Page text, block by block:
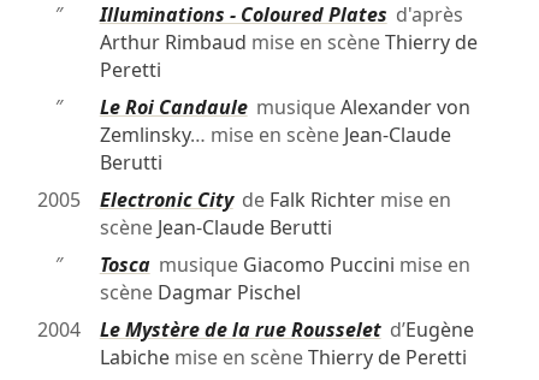
″
Illuminations - Coloured Plates d'après
Arthur Rimbaud mise en scèneThierry de
Peretti
″
Le Roi CandaulemusiqueAlexander von
Zemlinsky… mise en scène Jean-Claude
Berutti
2005
Electronic Cityde Falk Richtermise en
scène Jean-Claude Berutti
″
Toscamusique Giacomo Puccini mise en
scène Dagmar Pischel
2004
Le Mystère de la rue Rousseletd’Eugène
Labichemise en scèneThierry de Peretti